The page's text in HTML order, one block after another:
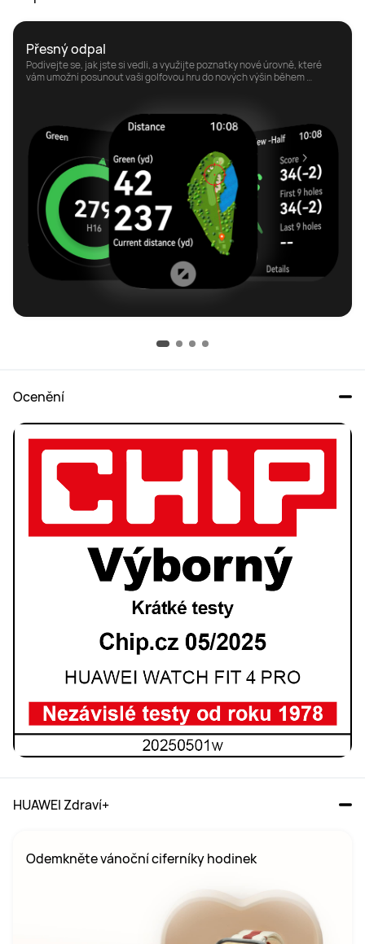
Podívejte se, jak jste si vedli, a využijte poznatky nové úrovně, které
vám umožní posunout vaši golfovou hru do nových výšin během
Ocenění
HUAWEI Zdraví+
Odemkněte vánoční ciferníky hodinek